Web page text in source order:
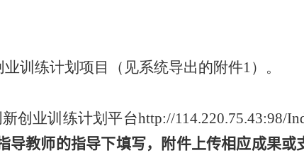
训练计划项目（见系统导出的附件1）。
创业训练计划平台http://114.220.75.43:98/
教师的指导下填写，附件上传相应成果或